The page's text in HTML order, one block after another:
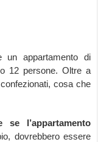
un appartamento di
12 persone. Oltre a
cosa che
l’appartamento
dovrebbero essere